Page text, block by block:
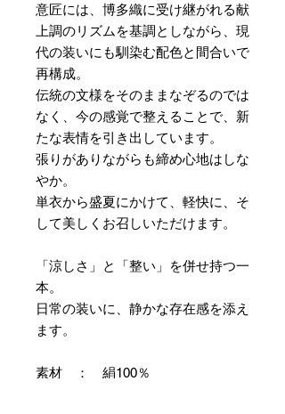
意匠には、博多織に受け継がれる献
上調のリズムを基調としながら、現
代の装いにも馴染む配色と間合いで
再構成。
伝統の文様をそのままなぞるのでは
なく、今の感覚で整えることで、新
たな表情を引き出しています。
張りがありながらも締め心地はしな
やか。
単衣から盛夏にかけて、軽快に、そ
して美しくお召しいただけます。
「涼しさ」と「整い」を併せ持つ一
本。
日常の装いに、静かな存在感を添え
ます。
素材 ： 絹100％